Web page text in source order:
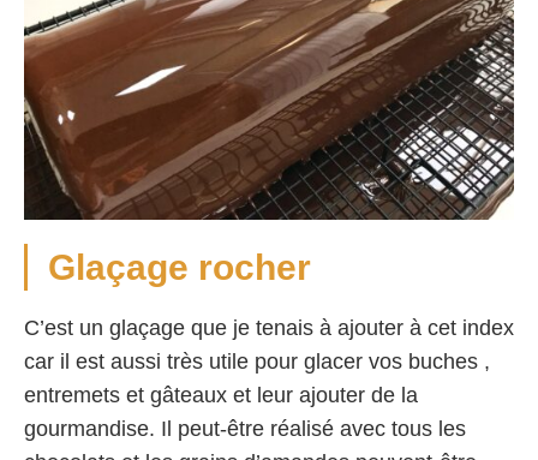
Glaçage rocher
C’est un glaçage que je tenais à ajouter à cet index
car il est aussi très utile pour glacer vos buches ,
entremets et gâteaux et leur ajouter de la
gourmandise. Il peut-être réalisé avec tous les